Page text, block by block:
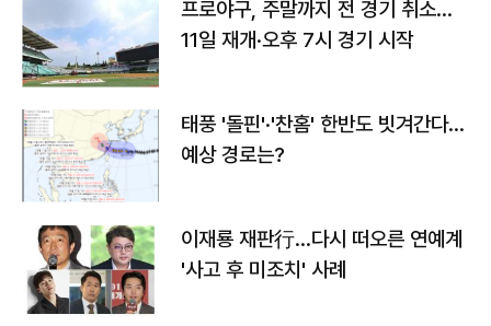
프로야구, 주말까지 전 경기 취소…
11일 재개·오후 7시 경기 시작
태풍 '돌핀'·'찬홈' 한반도 빗겨간다…
예상 경로는?
이재룡 재판行…다시 떠오른 연예계
'사고 후 미조치' 사례